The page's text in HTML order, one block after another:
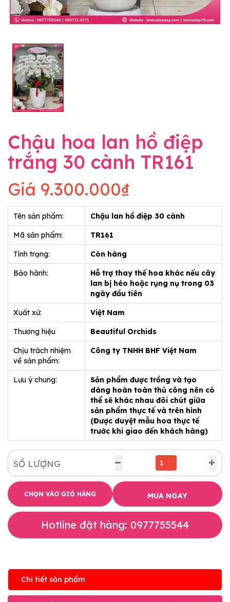
Chậu hoa lan hồ điệp
trắng 30 cành TR161
Giá 9.300.000₫
Tên sản phẩm: Chậu lan hồ điệp 30 cành
Mã sản phẩm: TR161
Tình trạng: Còn hàng
Bảo hành:
Hỗ trợ thay thế hoa khác nếu cây
lan bị héo hoặc rụng nụ trong 03
ngày đầu tiên
Xuất xứ: Việt Nam
Thương hiệu Beautiful Orchids
Chịu trách nhiệm
về sản phẩm:
Công ty TNHH BHF Việt Nam
Lưu ý chung:
Sản phẩm được trồng và tạo
dáng hoàn toàn thủ công nên có
thể sẽ khác nhau đôi chút giữa
sản phẩm thực tế và trên hình
(Được duyệt mẫu hoa thực tế
trước khi giao đến khách hàng)
SỐ LƯỢNG
CHỌN VÀO GIỎ HÀNG MUA NGAY
Hotline đặt hàng: 0977755544
Chi tiết sản phẩm